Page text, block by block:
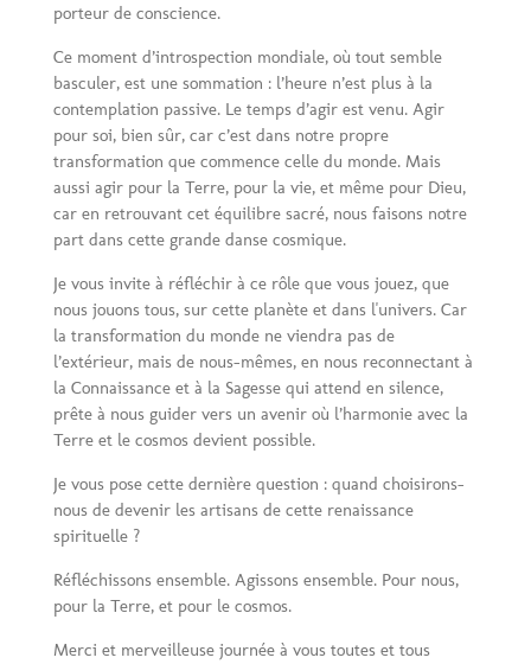
porteur de conscience.
Ce moment d’introspection mondiale, où tout semble
basculer, est une sommation : l’heure n’est plus à la
contemplation passive. Le temps d’agir est venu. Agir
pour soi, bien sûr, car c’est dans notre propre
transformation que commence celle du monde. Mais
aussi agir pour la Terre, pour la vie, et même pour Dieu,
car en retrouvant cet équilibre sacré, nous faisons notre
part dans cette grande danse cosmique.
Je vous invite à réfléchir à ce rôle que vous jouez, que
nous jouons tous, sur cette planète et dans l'univers. Car
la transformation du monde ne viendra pas de
l’extérieur, mais de nous-mêmes, en nous reconnectant à
la Connaissance et à la Sagesse qui attend en silence,
prête à nous guider vers un avenir où l’harmonie avec la
Terre et le cosmos devient possible.
Je vous pose cette dernière question : quand choisirons-
nous de devenir les artisans de cette renaissance
spirituelle ?
Réfléchissons ensemble. Agissons ensemble. Pour nous,
pour la Terre, et pour le cosmos.
Merci et merveilleuse journée à vous toutes et tous